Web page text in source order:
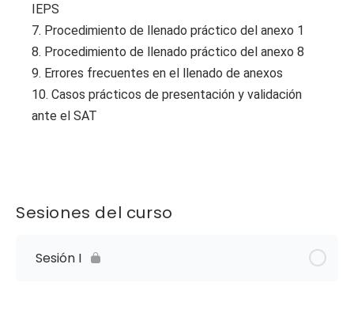
IEPS
7. Procedimiento de llenado práctico del anexo 1
8. Procedimiento de llenado práctico del anexo 8
9. Errores frecuentes en el llenado de anexos
10. Casos prácticos de presentación y validación
ante el SAT
Sesiones del curso
Sesión I